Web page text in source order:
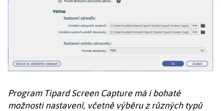
Program Tipard Screen Capture má i bohaté
možnosti nastavení, včetně výběru z různých typů